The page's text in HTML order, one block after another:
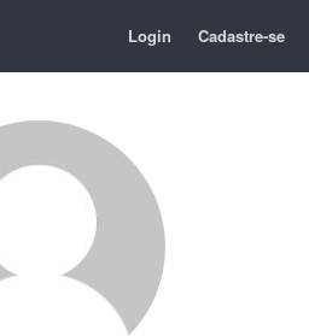
Login Cadastre-se